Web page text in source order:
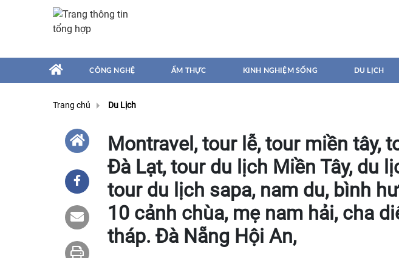
CÔNG NGHỆ ẨM THỰC KINH NGHIỆM SỐNG DU LỊCH
Trang chủ Du Lịch
Montravel, tour lễ, tour miền tây,
Đà Lạt, tour du lịch Miền Tây, du
tour du lịch sapa, nam du, bình
10 cảnh chùa, mẹ nam hải, cha
tháp. Đà Nẵng Hội An,